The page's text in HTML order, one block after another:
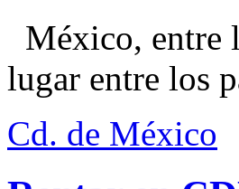
México, entre
lugar entre los
Cd. de México